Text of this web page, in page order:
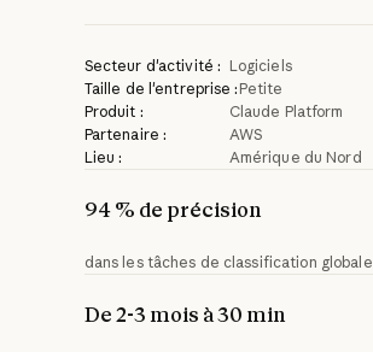
Secteur d'activité : Logiciels
Taille de l'entreprise : Petite
Produit :
Claude Platform
Partenaire :
AWS
Lieu :
Amérique du Nord
94 % de précision
dans les tâches de classification globale
De 2-3 mois à 30 min